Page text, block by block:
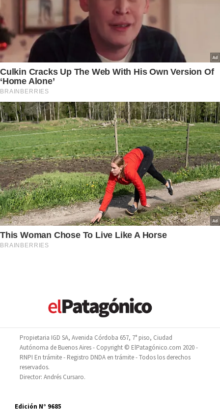
Propietaria IGD SA, Avenida Córdoba 657, 7° piso, Ciudad
Autónoma de Buenos Aires - Copyright © ElPatagónico.com 2020 -
RNPI En trámite - Registro DNDA en trámite - Todos los derechos
reservados.
Director: Andrés Cursaro.
Edición N° 9685